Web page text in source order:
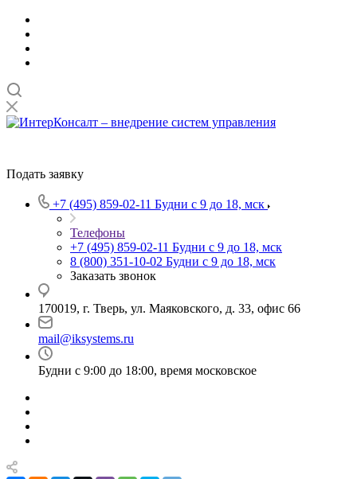
Подать заявку
+7 (495) 859-02-11 Будни с 9 до 18, мск
Телефоны
+7 (495) 859-02-11 Будни с 9 до 18, мск
8 (800) 351-10-02 Будни с 9 до 18, мск
Заказать звонок
170019, г. Тверь, ул. Маяковского, д. 33, офис 66
mail@iksystems.ru
Будни с 9:00 до 18:00, время московское